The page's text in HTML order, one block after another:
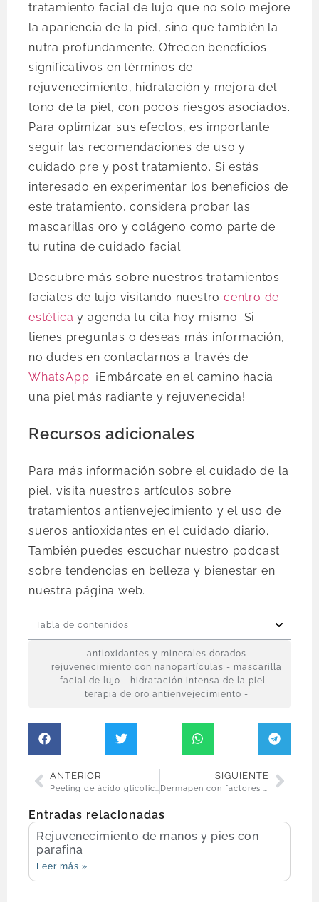
tratamiento facial de lujo que no solo mejore
la apariencia de la piel, sino que también la
nutra profundamente. Ofrecen beneficios
significativos en términos de
rejuvenecimiento, hidratación y mejora del
tono de la piel, con pocos riesgos asociados.
Para optimizar sus efectos, es importante
seguir las recomendaciones de uso y
cuidado pre y post tratamiento. Si estás
interesado en experimentar los beneficios de
este tratamiento, considera probar las
mascarillas oro y colágeno como parte de
tu rutina de cuidado facial.
Descubre más sobre nuestros tratamientos
faciales de lujo visitando nuestrocentro de
estética y agenda tu cita hoy mismo. Si
tienes preguntas o deseas más información,
no dudes en contactarnos a través de
WhatsApp. ¡Embárcate en el camino hacia
una piel más radiante y rejuvenecida!
Recursos adicionales
Para más información sobre el cuidado de la
piel, visita nuestros artículos sobre
tratamientos antienvejecimiento y el uso de
sueros antioxidantes en el cuidado diario.
También puedes escuchar nuestro podcast
sobre tendencias en belleza y bienestar en
nuestra página web.
Tabla de contenidos
- antioxidantes y minerales dorados -
rejuvenecimiento con nanopartículas - mascarilla
facial de lujo - hidratación intensa de la piel -
terapia de oro antienvejecimiento -
ANTERIOR SIGUIENTE
Entradas relacionadas
Rejuvenecimiento de manos y pies con
parafina
Leer más »